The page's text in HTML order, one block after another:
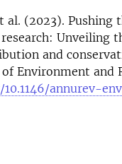
al. (2023). Pushing
Unveiling
and
Environment and
annurev-